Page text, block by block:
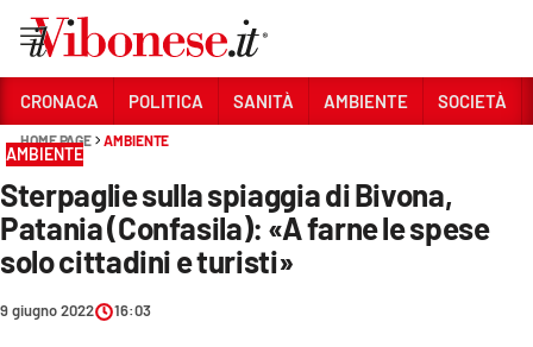
Sezioni
CRONACA
POLITICA
CRONACA POLITICA SANITÀ AMBIENTE SOCIETÀ
HOME PAGE AMBIENTE
AMBIENTE
Sterpaglie sulla spiaggia di Bivona,
Patania (Confasila): «A farne le spese
solo cittadini e turisti»
9 giugno 2022 16:03